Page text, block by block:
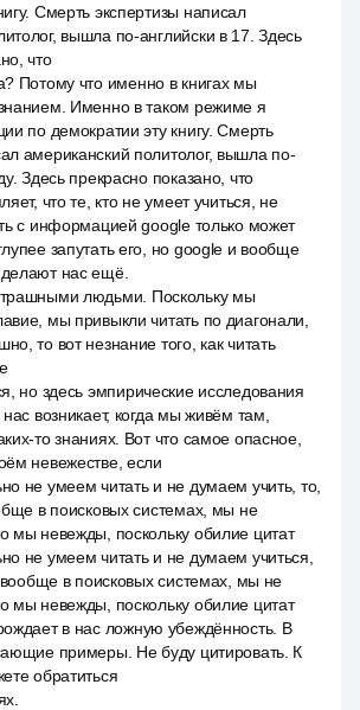
Смерть экспертизы написал
вышла по-английски в 17. Здесь
что
Потому что именно в книгах мы
Именно в таком режиме я
по демократии эту книгу. Смерть
американский политолог, вышла по-
Здесь прекрасно показано, что
что те, кто не умеет учиться, не
с информацией google только может
запутать его, но google и вообще
нас ещё.
людьми. Поскольку мы
мы привыкли читать по диагонали,
то вот незнание того, как читать
но здесь эмпирические исследования
возникает, когда мы живём там,
то знаниях. Вот что самое опасное,
невежестве, если
не умеем читать и не думаем учить, то,
в поисковых системах, мы не
мы невежды, поскольку обилие цитат
не умеем читать и не думаем учиться,
вообще в поисковых системах, мы не
мы невежды, поскольку обилие цитат
в нас ложную убеждённость. В
примеры. Не буду цитировать. К
обратиться